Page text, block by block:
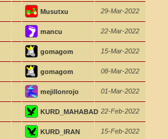
Musutxu 29-Mar-2022
mancu 22-Mar-2022
gomagom 15-Mar-2022
gomagom 08-Mar-2022
mejillonrojo 01-Mar-2022
KURD_MAHABAD 22-Feb-2022
KURD_IRAN 15-Feb-2022